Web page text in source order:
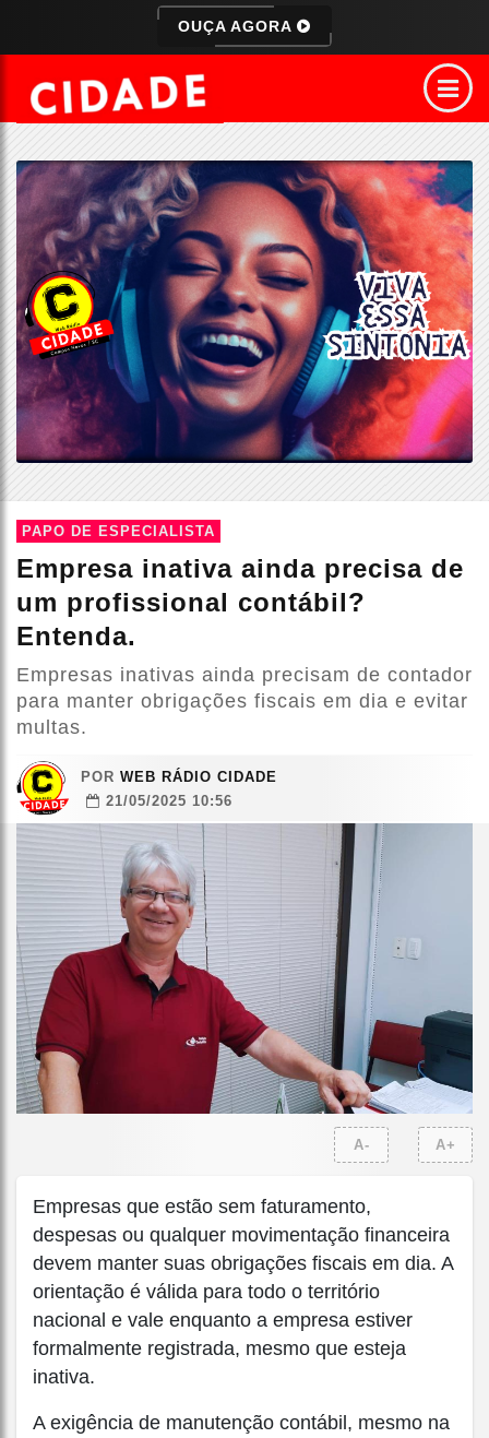
OUÇA AGORA
PAPO DE ESPECIALISTA
Empresa inativa ainda precisa de
um profissional contábil?
Entenda.
Empresas inativas ainda precisam de contador
para manter obrigações fiscais em dia e evitar
multas.
POR WEB RÁDIO CIDADE
21/05/2025 10:56
A- A+
Empresas que estão sem faturamento,
despesas ou qualquer movimentação financeira
devem manter suas obrigações fiscais em dia. A
orientação é válida para todo o território
nacional e vale enquanto a empresa estiver
formalmente registrada, mesmo que esteja
inativa.
A exigência de manutenção contábil, mesmo na